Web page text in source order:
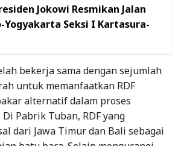
Jokowi Resmikan Jalan
Yogyakarta Seksi I Kartasura-
bekerja sama dengan sejumlah
untuk memanfaatkan RDF
alternatif dalam proses
Pabrik Tuban, RDF yang
dari Jawa Timur dan Bali sebagai